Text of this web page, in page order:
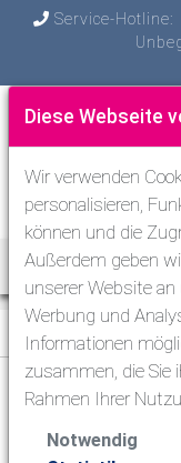
Service-Hotline:
Tauchen Tarierjackets
Tauchen
Atemregler zum
Diese Webseite
Wir verwenden
personalisieren,
können und die
Außerdem geben
unserer Website an
Werbung und
Informationen
zusammen, die Sie
Rahmen Ihrer
Notwendig